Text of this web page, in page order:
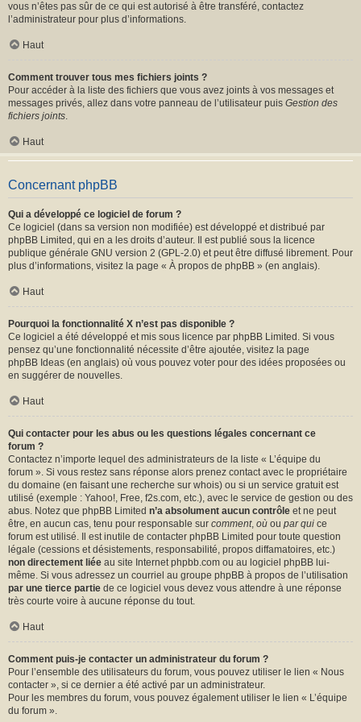
vous n’êtes pas sûr de ce qui est autorisé à être transféré, contactez
l’administrateur pour plus d’informations.
Haut
Comment trouver tous mes fichiers joints ?
Pour accéder à la liste des fichiers que vous avez joints à vos messages et
messages privés, allez dans votre panneau de l’utilisateur puis Gestion des
fichiers joints.
Haut
Concernant phpBB
Qui a développé ce logiciel de forum ?
Ce logiciel (dans sa version non modifiée) est développé et distribué par
phpBB Limited , qui en a les droits d’auteur. Il est publié sous la licence
publique générale GNU version 2 (GPL-2.0) et peut être diffusé librement. Pour
plus d’informations, visitez la page « À propos de phpBB » (en anglais).
Haut
Pourquoi la fonctionnalité X n’est pas disponible ?
Ce logiciel a été développé et mis sous licence par phpBB Limited. Si vous
pensez qu’une fonctionnalité nécessite d’être ajoutée, visitez la page
phpBB Ideas (en anglais) où vous pouvez voter pour des idées proposées ou
en suggérer de nouvelles.
Haut
Qui contacter pour les abus ou les questions légales concernant ce
forum ?
Contactez n’importe lequel des administrateurs de la liste « L’équipe du
forum ». Si vous restez sans réponse alors prenez contact avec le propriétaire
du domaine (en faisant une recherche sur whois) ou si un service gratuit est
utilisé (exemple : Yahoo!, Free, f2s.com, etc.), avec le service de gestion ou des
abus. Notez que phpBB Limited n’a absolument aucun contrôle et ne peut
être, en aucun cas, tenu pour responsable sur comment, où ou par qui ce
forum est utilisé. Il est inutile de contacter phpBB Limited pour toute question
légale (cessions et désistements, responsabilité, propos diffamatoires, etc.)
non directement liée au site Internet phpbb.com ou au logiciel phpBB lui-
même. Si vous adressez un courriel au groupe phpBB à propos de l’utilisation
par une tierce partie de ce logiciel vous devez vous attendre à une réponse
très courte voire à aucune réponse du tout.
Haut
Comment puis-je contacter un administrateur du forum ?
Pour l’ensemble des utilisateurs du forum, vous pouvez utiliser le lien « Nous
contacter », si ce dernier a été activé par un administrateur.
Pour les membres du forum, vous pouvez également utiliser le lien « L’équipe
du forum ».